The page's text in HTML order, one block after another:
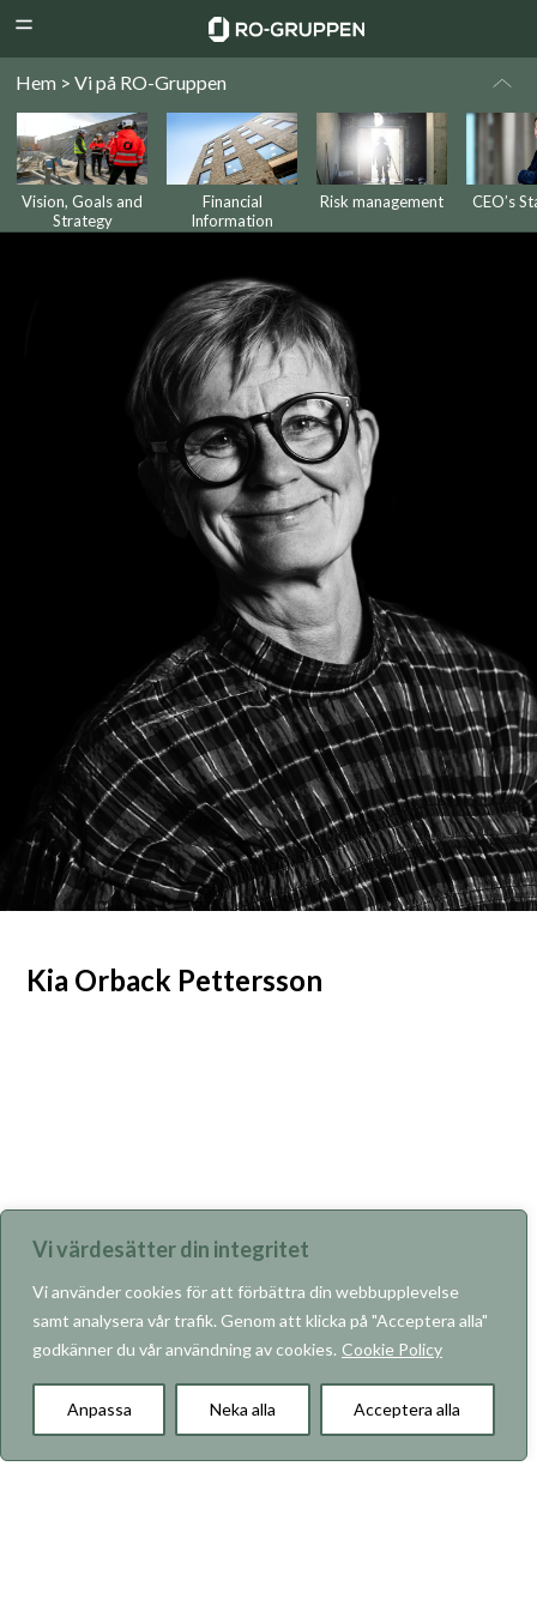
Vi värdesätter din integritet
Vi använder cookies för att förbättra din webbupplevelse
samt analysera vår trafik. Genom att klicka på "Acceptera alla"
godkänner du vår användning av cookies. Cookie Policy
Anpassa Neka alla Acceptera alla
Menu
Gruppen
Hem > Vi på RO-Gruppen
Vision, Goals and
Strategy
Financial
Information
Risk management CEO’s
Kia Orback Pettersson